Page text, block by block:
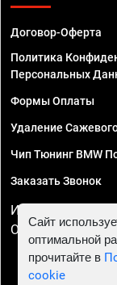
Договор-Оферта
Политика
Персональных
Формы Оплаты
Удаление
Чип Тюнинг BMW
Заказать Звонок
ИП Смирнов
ОГРНИП
Сайт
оптимальной
прочитайте в
cookie